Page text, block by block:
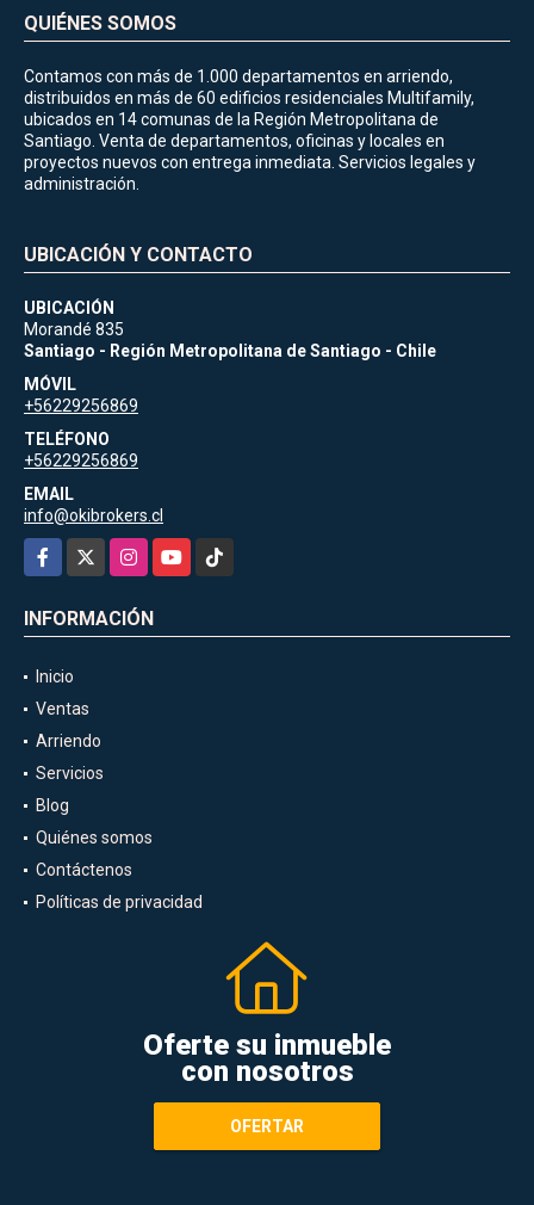
QUIÉNES SOMOS
Contamos con más de 1.000 departamentos en arriendo,
distribuidos en más de 60 edificios residenciales Multifamily,
ubicados en 14 comunas de la Región Metropolitana de
Santiago. Venta de departamentos, oficinas y locales en
proyectos nuevos con entrega inmediata. Servicios legales y
administración.
UBICACIÓN Y CONTACTO
UBICACIÓN
Morandé 835
Santiago - Región Metropolitana de Santiago - Chile
MÓVIL
+56229256869
TELÉFONO
+56229256869
EMAIL
info@okibrokers.cl
Facebook
InstagramYouTubeTikTok
INFORMACIÓN
Inicio
Ventas
Arriendo
Servicios
Blog
Quiénes somos
Contáctenos
Políticas de privacidad
Oferte su inmueble
con nosotros
OFERTAR